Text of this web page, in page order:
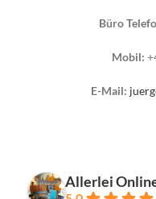
Büro
Mobil:
E-Mail:
Allerlei